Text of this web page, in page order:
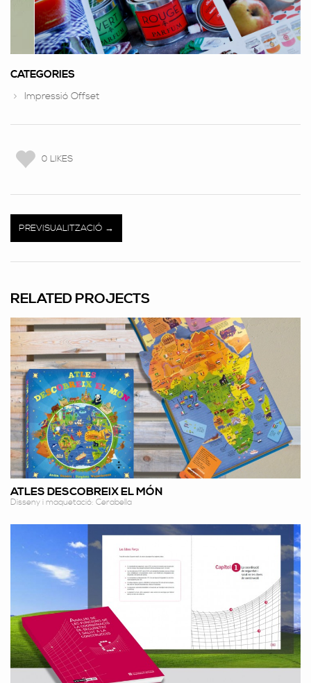
CATEGORIES
Impressió Offset
0 LIKES
PREVISUALITZACIÓ
RELATED PROJECTS
ATLES DESCOBREIX EL MÓN
Disseny i maquetació: Cerabella